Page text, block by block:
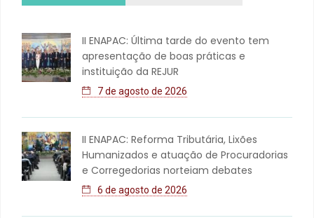
II ENAPAC: Última tarde do evento tem
apresentação de boas práticas e
instituição da REJUR
7 de agosto de 2026
II ENAPAC: Reforma Tributária, Lixões
Humanizados e atuação de Procuradorias
e Corregedorias norteiam debates
6 de agosto de 2026